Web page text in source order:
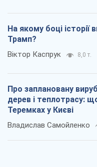
На якому боці
Трамп?
Віктор Каспрук 8,0 т.
Про заплановану
дерев і теплотрасу:
Теремках у Києві
Владислав Самойленко